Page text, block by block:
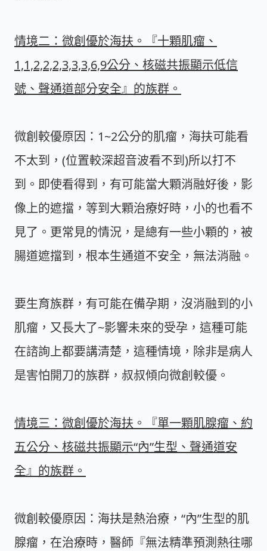
情境二：微創優於海扶。『十顆肌瘤、
1,1,2,2,2,3,3,3,6,9公分、核磁共振顯示低信
號、聲通道部分安全』的族群。
微創較優原因：1~2公分的肌瘤，海扶可能看
不太到，(位置較深超音波看不到)所以打不
到。即使看得到，有可能當大顆消融好後，影
像上的遮擋，等到大顆治療好時，小的也看不
見了。更常見的情況，是總有一些小顆的，被
腸道遮擋到，根本生通道不安全，無法消融。
要生育族群，有可能在備孕期，沒消融到的小
肌瘤，又長大了~影響未來的受孕，這種可能
在諮詢上都要講清楚，這種情境，除非是病人
是害怕開刀的族群，叔叔傾向微創較優。
情境三：微創優於海扶。『單一顆肌腺瘤、約
五公分、核磁共振顯示“內”生型、聲通道安
全』的族群。
微創較優原因：海扶是熱治療，“內”生型的肌
腺瘤，在治療時，醫師『無法精準預測熱往哪